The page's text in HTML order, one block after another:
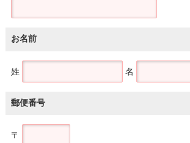
お名前
姓 名
郵便番号
〒